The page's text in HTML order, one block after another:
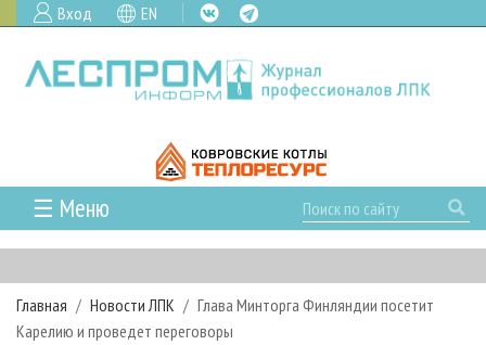
Вход EN
☰ Меню
ГЛАВНАЯ
РУБРИКИ И ТЕМЫ
РУБРИКИ ЖУРНАЛА
НОВОСТИ
Главная Новости ЛПК
Глава Минторга Финляндии посетит
Карелию и проведет переговоры